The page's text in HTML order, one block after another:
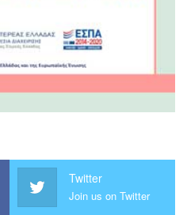
Twitter
Join us on Twitter